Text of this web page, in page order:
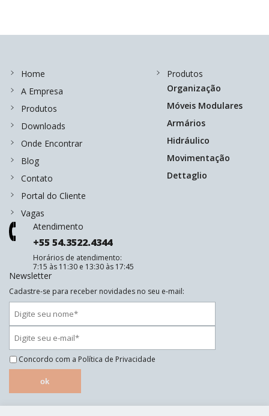
Home
A Empresa
Produtos
Downloads
Onde Encontrar
Blog
Contato
Portal do Cliente
Vagas
Produtos
Organização
Móveis Modulares
Armários
Hidráulico
Movimentação
Dettaglio
Atendimento
+55 54.3522.4344
Horários de atendimento:
7:15 às 11:30 e 13:30 às 17:45
Newsletter
Cadastre-se para receber novidades no seu e-mail:
Concordo com a Política de Privacidade
ok